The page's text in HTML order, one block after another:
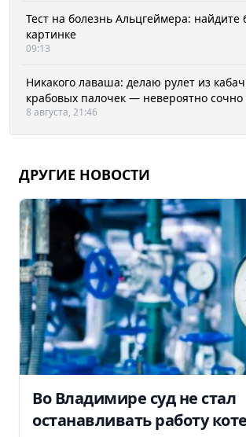
Тест на болезнь Альцгеймера: найдите
картинке
09:13
Никакого лаваша: делаю рулет из
крабовых палочек — невероятно сочно
8 августа, 21:46
ДРУГИЕ НОВОСТИ
Во Владимире суд не стал
останавливать работу